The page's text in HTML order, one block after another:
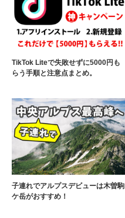
TikTok Liteで失敗せずに5000円も
らう手順と注意点まとめ。
子連れでアルプスデビューは木曽駒
ケ岳がおすすめ！